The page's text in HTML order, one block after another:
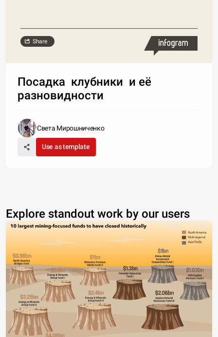
Share
Посадка клубники и её
разновидности
Света Мирошниченко
Use as template
Explore standout work by our users